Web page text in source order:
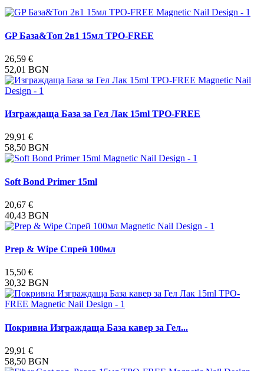
GP База&Топ 2в1 15мл TPO-FREE
26,59 €
52,01 BGN
Изграждаща База за Гел Лак 15ml TPO-FREE
29,91 €
58,50 BGN
Soft Bond Primer 15ml
20,67 €
40,43 BGN
Prep & Wipe Спрей 100мл
15,50 €
30,32 BGN
Покривна Изграждаща База кавер за Гел...
29,91 €
58,50 BGN